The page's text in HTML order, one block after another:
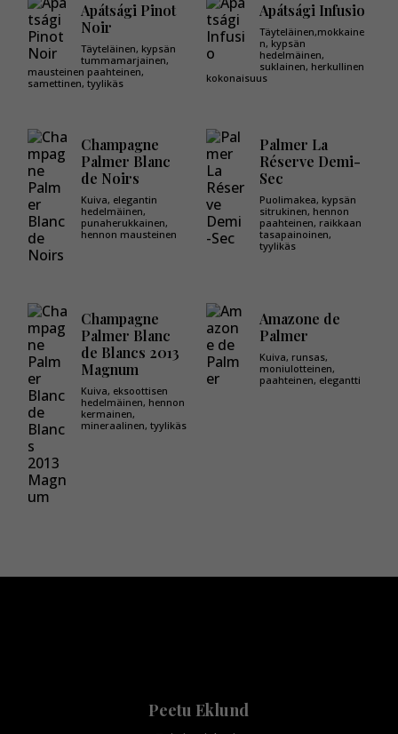
Apátsági Pinot
Noir
Täyteläinen, kypsän
tummamarjainen,
mausteinen paahteinen,
samettinen, tyylikäs
Apátsági Infusio
Täyteläinen,mokkaine
n, kypsän
hedelmäinen,
suklainen, herkullinen
kokonaisuus
Champagne
Palmer Blanc
de Noirs
Kuiva, elegantin
hedelmäinen,
punaherukkainen,
hennon mausteinen
Palmer La
Réserve Demi-
Sec
Puolimakea, kypsän
sitrukinen, hennon
paahteinen, raikkaan
tasapainoinen,
tyylikäs
Champagne
Palmer Blanc
de Blancs 2013
Magnum
Kuiva, eksoottisen
hedelmäinen, hennon
kermainen,
mineraalinen, tyylikäs
Amazone de
Palmer
Kuiva, runsas,
moniulotteinen,
paahteinen, elegantti
Peetu Eklund